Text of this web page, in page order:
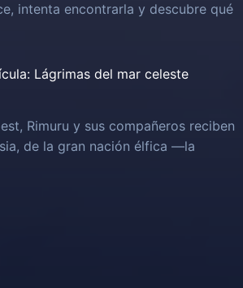
intenta encontrarla y descubre qué
Lágrimas del mar celeste
Rimuru y sus compañeros reciben
de la gran nación élfica —la